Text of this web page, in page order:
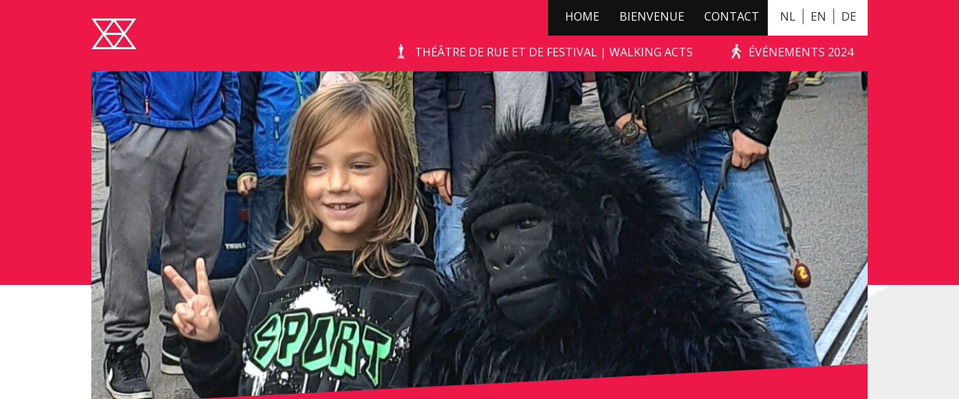
NL EN DE
HOME BIENVENUE CONTACT
THÉÂTRE DE RUE ET DE FESTIVAL | WALKING ACTS ÉVÉNEMENTS 2024